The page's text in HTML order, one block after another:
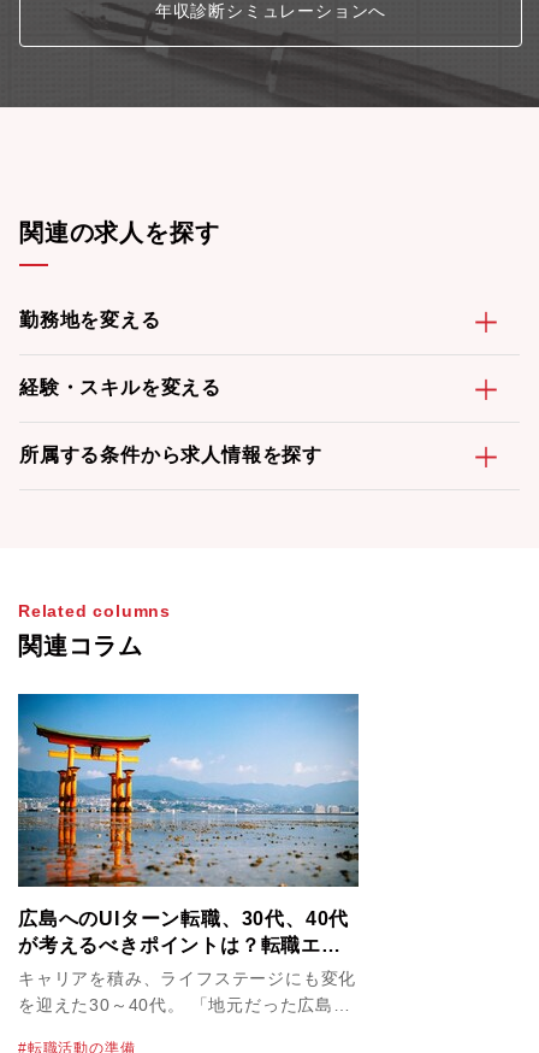
年収診断シミュレーションへ
関連の求人を探す
勤務地を変える
経験・スキルを変える
所属する条件から求人情報を探す
Related columns
関連コラム
広島へのUIターン転職、30代、40代
が考えるべきポイントは？転職エー
ジェントの賢い使い方も解説！
キャリアを積み、ライフステージにも変化
を迎えた30～40代。 「地元だった広島で
転職活動の準備